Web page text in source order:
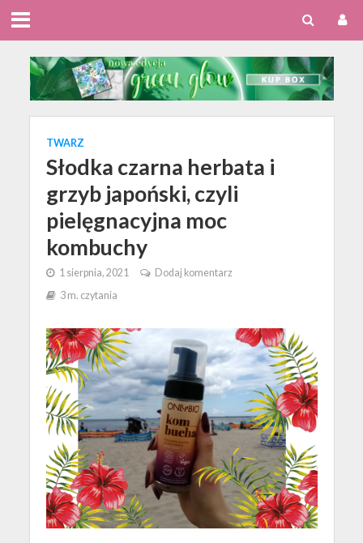
TWARZ
Słodka czarna herbata i
grzyb japoński, czyli
pielęgnacyjna moc
kombuchy
1 sierpnia, 2021
Dodaj komentarz
3 m. czytania